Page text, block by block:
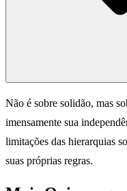
Não é sobre solidão, mas
imensamente sua
limitações das hierarquias
suas próprias regras.